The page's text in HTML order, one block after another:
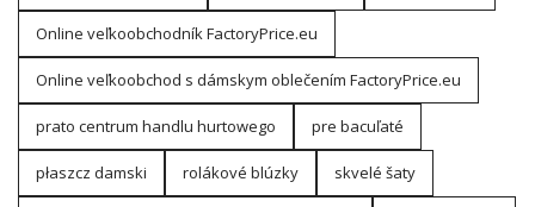
Online veľkoobchodník FactoryPrice.eu
Online veľkoobchod s dámskym oblečením FactoryPrice.eu
prato centrum handlu hurtowego pre bacuľaté
płaszcz damski rolákové blúzky skvelé šaty